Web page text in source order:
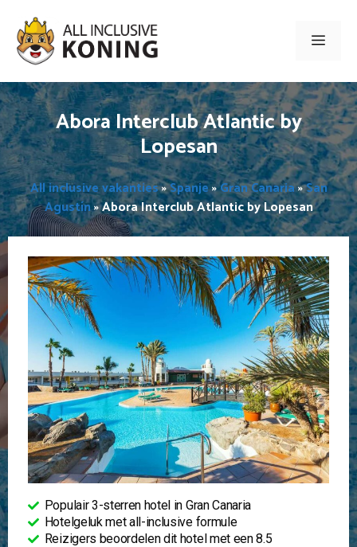
naar
inhoud
Menu
Abora Interclub Atlantic by
Lopesan
All inclusive vakanties»Spanje»Gran Canaria»San
Agustín»Abora Interclub Atlantic by Lopesan
Populair 3-sterren hotel in Gran Canaria
Hotelgeluk met all-inclusive formule
Reizigers beoordelen dit hotel met een 8.5